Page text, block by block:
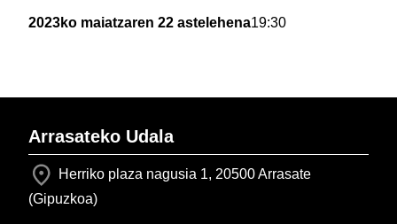
2023ko maiatzaren 22 astelehena19:30
Arrasateko Udala
Herriko plaza nagusia 1, 20500 Arrasate
(Gipuzkoa)